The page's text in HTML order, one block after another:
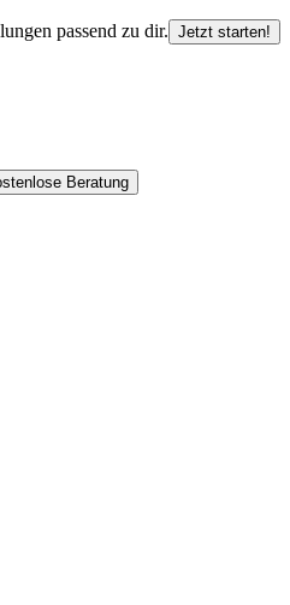
passend zu dir. Jetzt starten!
Beratung